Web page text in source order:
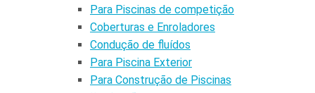
Para Piscinas de competição
Coberturas e Enroladores
Condução de fluídos
Para Piscina Exterior
Para Construção de Piscinas